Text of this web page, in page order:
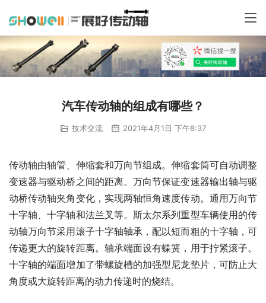
汽车传动轴的组成有哪些？
技术交流 2021年4月1日 下午8:37
传动轴由轴管、伸缩套和万向节组成。伸缩套筒可自动调整
变速器与驱动桥之间的距离。万向节保证变速器输出轴与驱
动桥传动轴夹角变化，实现两轴恒角速度传动。通用万向节
十字轴、十字轴和法兰叉等。斯太尔系列重型车辆使用的传
动轴万向节采用滚子十字轴轴承，配以短而粗的十字轴，可
传递更大的旋转距离。轴承端面设有蝶簧，用于拧紧滚子。
十字轴的端面增加了带螺旋槽的加强型尼龙垫片，可防止大
角度或大旋转距离的动力传递时的烧结。